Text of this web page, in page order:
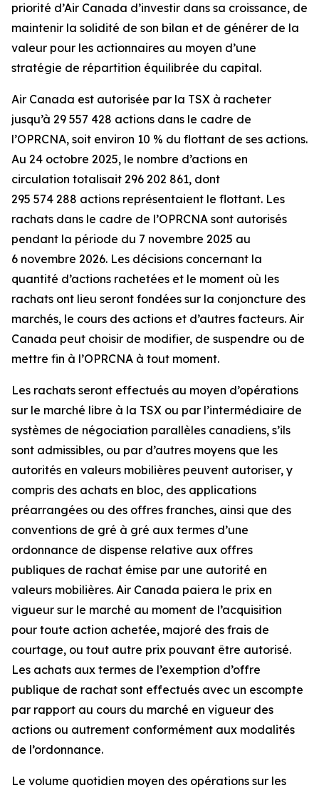
priorité d’Air Canada d’investir dans sa croissance, de
maintenir la solidité de son bilan et de générer de la
valeur pour les actionnaires au moyen d’une
stratégie de répartition équilibrée du capital.
Air Canada est autorisée par la TSX à racheter
jusqu’à 29 557 428 actions dans le cadre de
l’OPRCNA, soit environ 10 % du flottant de ses actions.
Au 24 octobre 2025, le nombre d’actions en
circulation totalisait 296 202 861, dont
295 574 288 actions représentaient le flottant. Les
rachats dans le cadre de l’OPRCNA sont autorisés
pendant la période du 7 novembre 2025 au
6 novembre 2026. Les décisions concernant la
quantité d’actions rachetées et le moment où les
rachats ont lieu seront fondées sur la conjoncture des
marchés, le cours des actions et d’autres facteurs. Air
Canada peut choisir de modifier, de suspendre ou de
mettre fin à l’OPRCNA à tout moment.
Les rachats seront effectués au moyen d’opérations
sur le marché libre à la TSX ou par l’intermédiaire de
systèmes de négociation parallèles canadiens, s’ils
sont admissibles, ou par d’autres moyens que les
autorités en valeurs mobilières peuvent autoriser, y
compris des achats en bloc, des applications
préarrangées ou des offres franches, ainsi que des
conventions de gré à gré aux termes d’une
ordonnance de dispense relative aux offres
publiques de rachat émise par une autorité en
valeurs mobilières. Air Canada paiera le prix en
vigueur sur le marché au moment de l’acquisition
pour toute action achetée, majoré des frais de
courtage, ou tout autre prix pouvant être autorisé.
Les achats aux termes de l’exemption d’offre
publique de rachat sont effectués avec un escompte
par rapport au cours du marché en vigueur des
actions ou autrement conformément aux modalités
de l’ordonnance.
Le volume quotidien moyen des opérations sur les